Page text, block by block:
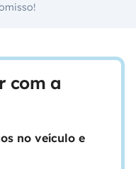
com a
no veículo e